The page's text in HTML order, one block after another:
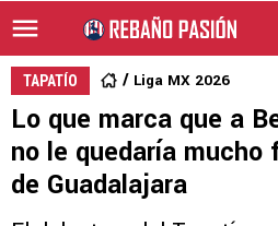
TAPATÍO Liga MX 2026
Lo que marca que a
no le quedaría mucho
de Guadalajara